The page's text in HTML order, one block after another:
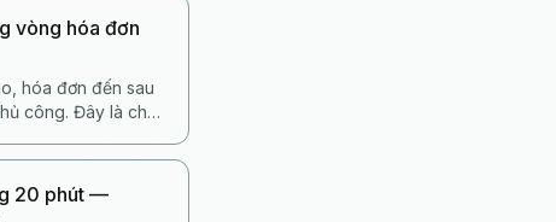
vòng hóa đơn
hóa đơn đến sau
công. Đây là chỗ
theo thời gian thực.
20 phút —